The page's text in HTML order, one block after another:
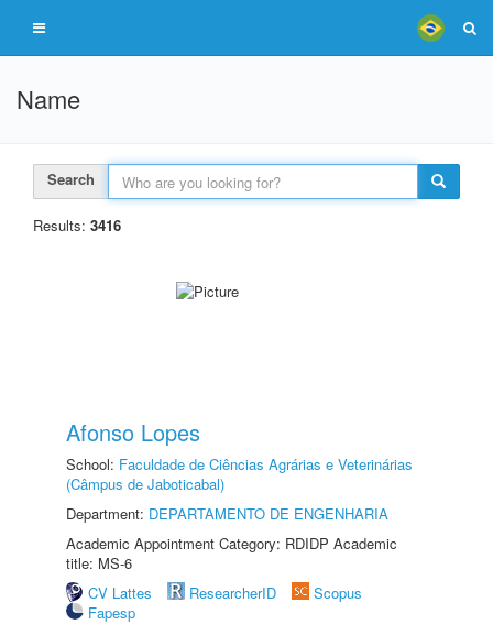
Name
Search
Results: 3416
Afonso Lopes
School: Faculdade de Ciências Agrárias e Veterinárias
(Câmpus de Jaboticabal)
Department: DEPARTAMENTO DE ENGENHARIA
Academic Appointment Category: RDIDP Academic
title: MS-6
CV Lattes
ResearcherID
Scopus
Fapesp